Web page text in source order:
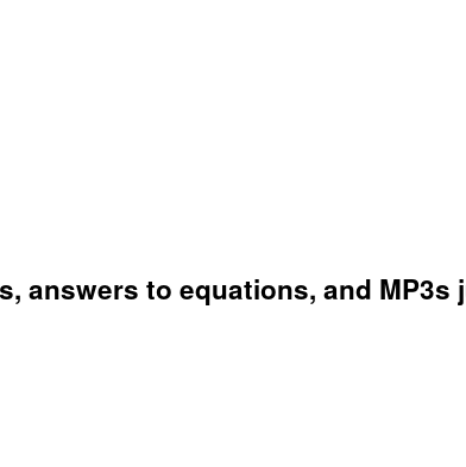
answers to equations, and MP3s